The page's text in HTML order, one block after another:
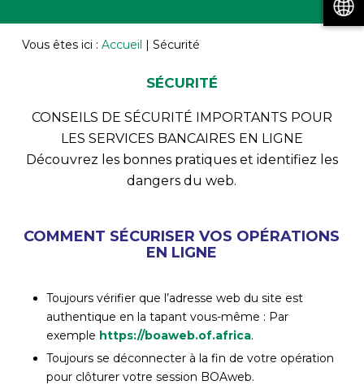
Vous êtes ici : Accueil | Sécurité
SÉCURITÉ
CONSEILS DE SÉCURITÉ IMPORTANTS POUR
LES SERVICES BANCAIRES EN LIGNE
Découvrez les bonnes pratiques et identifiez les
dangers du web.
COMMENT SÉCURISER VOS OPÉRATIONS
EN LIGNE
Toujours vérifier que l’adresse web du site est
authentique en la tapant vous-même : Par
exemple https://boaweb.of.africa.
Toujours se déconnecter à la fin de votre opération
pour clôturer votre session BOAweb.